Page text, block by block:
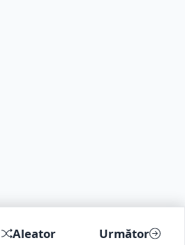
Aleator Următor